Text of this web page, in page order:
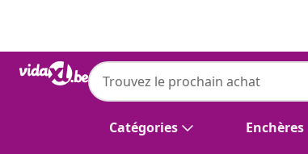
Catégories Enchères